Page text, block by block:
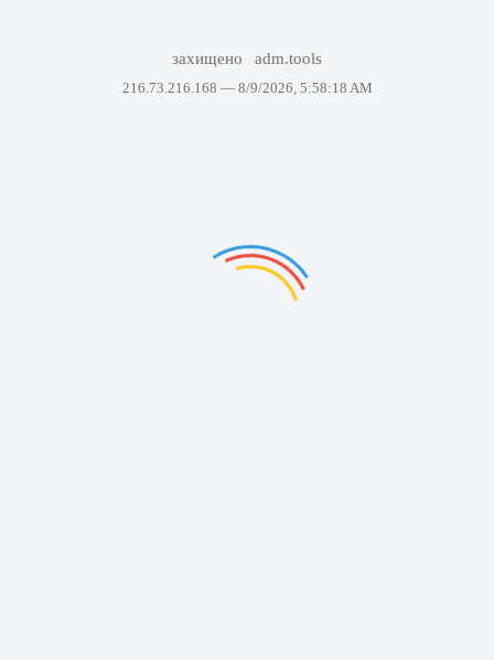
захищено adm.tools
216.73.216.168 — 8/9/2026, 5:58:18 AM